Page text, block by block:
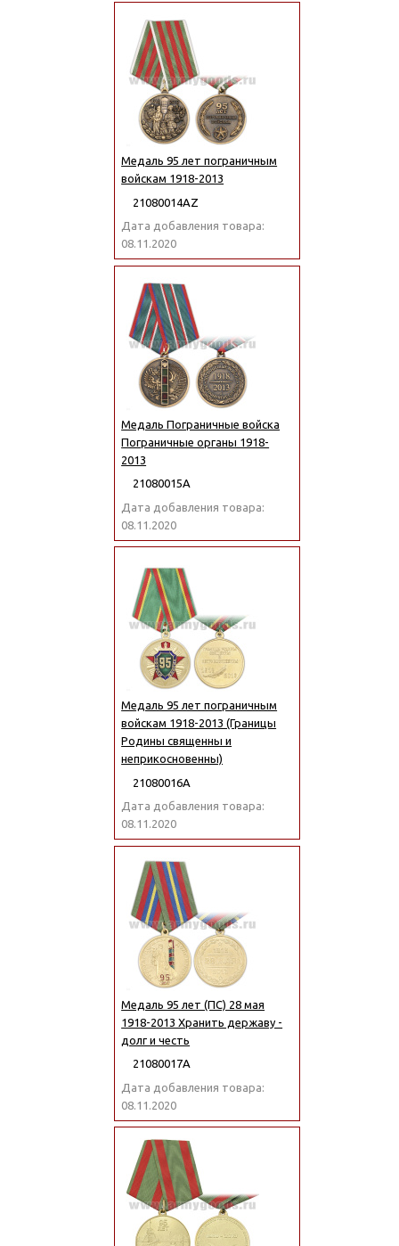
Медаль 95 лет пограничным
войскам 1918-2013
21080014АZ
Дата добавления товара:
08.11.2020
Медаль Пограничные войска
Пограничные органы 1918-
2013
21080015А
Дата добавления товара:
08.11.2020
Медаль 95 лет пограничным
войскам 1918-2013 (Границы
Родины священны и
неприкосновенны)
21080016А
Дата добавления товара:
08.11.2020
Медаль 95 лет (ПС) 28 мая
1918-2013 Хранить державу -
долг и честь
21080017А
Дата добавления товара:
08.11.2020